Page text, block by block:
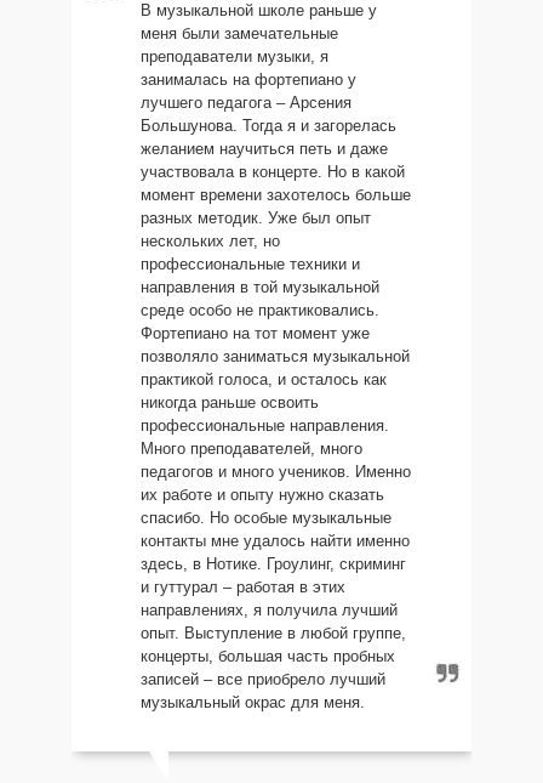
В музыкальной школе раньше у
меня были замечательные
преподаватели музыки, я
занималась на фортепиано у
лучшего педагога – Арсения
Большунова. Тогда я и загорелась
желанием научиться петь и даже
участвовала в концерте. Но в какой
момент времени захотелось больше
разных методик. Уже был опыт
нескольких лет, но
профессиональные техники и
направления в той музыкальной
среде особо не практиковались.
Фортепиано на тот момент уже
позволяло заниматься музыкальной
практикой голоса, и осталось как
никогда раньше освоить
профессиональные направления.
Много преподавателей, много
педагогов и много учеников. Именно
их работе и опыту нужно сказать
спасибо. Но особые музыкальные
контакты мне удалось найти именно
здесь, в Нотике. Гроулинг, скриминг
и гуттурал – работая в этих
направлениях, я получила лучший
опыт. Выступление в любой группе,
концерты, большая часть пробных
записей – все приобрело лучший
музыкальный окрас для меня.